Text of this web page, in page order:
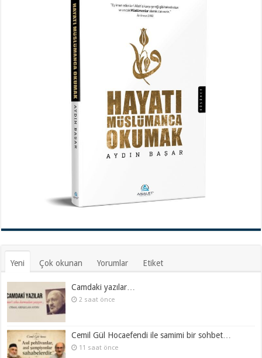
Yeni Çok okunan Yorumlar Etiket
Camdaki yazılar…
2 saat önce
Cemil Gül Hocaefendi ile samimi bir sohbet…
11 saat önce